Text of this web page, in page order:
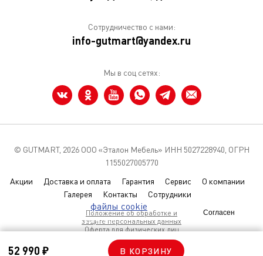
52 990 ₽ В КОРЗИНУ
файлы cookie
улучшить сайт для вас
Согласен
Сотрудничество с нами:
info-gutmart@yandex.ru
Мы в соц сетях:
© GUTMART, 2026 ООО «Эталон Мебель» ИНН 5027228940, ОГРН
1155027005770
Акции
Доставка и оплата Гарантия Сервис
О компании
Галерея
Контакты Сотрудники
Положение об обработке и
защите персональных данных
Оферта для физических лиц
Условия использования Coolies